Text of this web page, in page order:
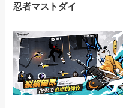
忍者マストダイ